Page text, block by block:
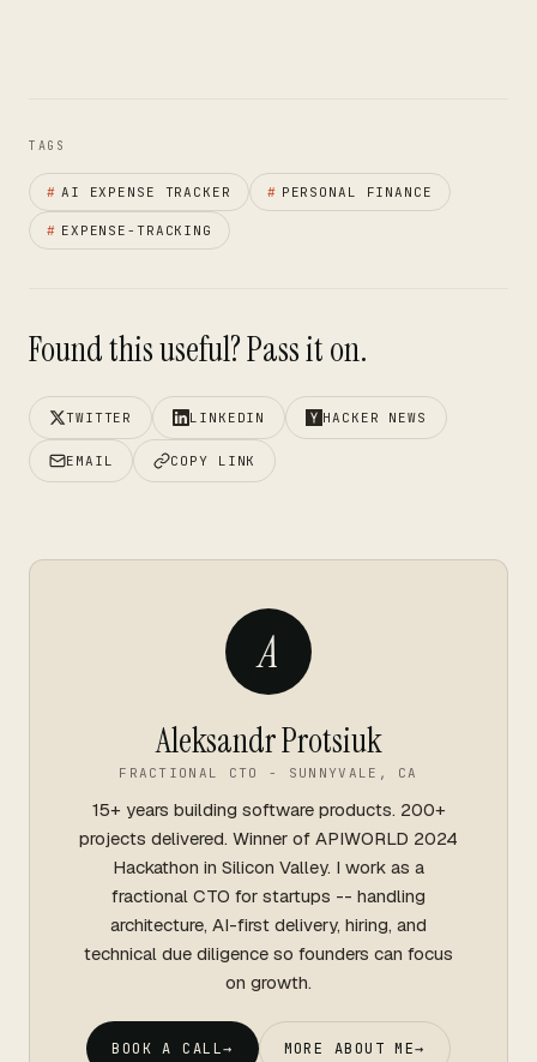
TAGS
# AI EXPENSE TRACKER # PERSONAL FINANCE
# EXPENSE-TRACKING
Found this useful? Pass it on.
TWITTER LINKEDIN HACKER NEWS
EMAIL COPY LINK
A
Aleksandr Protsiuk
FRACTIONAL CTO - SUNNYVALE, CA
15+ years building software products. 200+
projects delivered. Winner of APIWORLD 2024
Hackathon in Silicon Valley. I work as a
fractional CTO for startups -- handling
architecture, AI-first delivery, hiring, and
technical due diligence so founders can focus
on growth.
BOOK A CALL→ MORE ABOUT ME→